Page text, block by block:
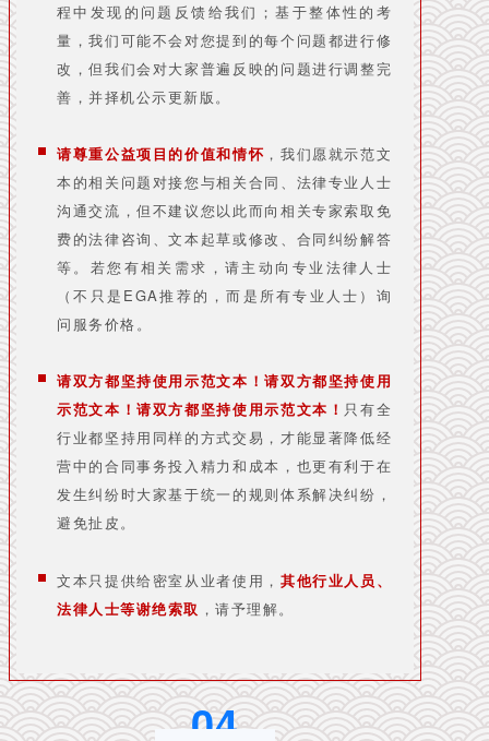
程中发现的问题反馈给我们；基于整体性的考
量，我们可能不会对您提到的每个问题都进行修
改，但我们会对大家普遍反映的问题进行调整完
善，并择机公示更新版。
请尊重公益项目的价值和情怀 ，我们愿就示范文
本的相关问题对接您与相关合同、法律专业人士
沟通交流，但不建议您以此而向相关专家索取免
费的法律咨询、文本起草或修改、合同纠纷解答
等。若您有相关需求，请主动向专业法律人士
（不只是EGA推荐的，而是所有专业人士）询
问服务价格。
请双方都坚持使用示范文本！请双方都坚持使用
示范文本！请双方都坚持使用示范文本！ 只有全
行业都坚持用同样的方式交易，才能显著降低经
营中的合同事务投入精力和成本，也更有利于在
发生纠纷时大家基于统一的规则体系解决纠纷，
避免扯皮。
文本只提供给密室从业者使用， 其他行业人员、
法律人士等谢绝索取 ，请予理解。
04